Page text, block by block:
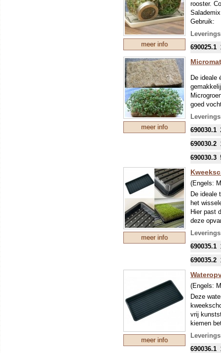
meer info
rooster.
Gebruik:
Strooi
Zet
worden
690025.1
meer info
De ideale
goed
opzuigen,
vochtig
een
mogelijk.
690030.1
690030.2
690030.3
meer info
(Engels:
De ideale
het
Hier past
deze
opvanger
BPA-vrij
diepte (3
Voor de
soorten
Mulch (
Uiteraard
het
gebruik je
690035.1
690035.2
meer info
(Engels:
Deze
vrij
kiemen
de
690036.1